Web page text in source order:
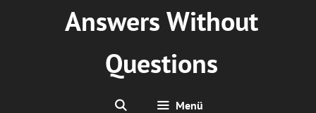
Answers Without
Questions
Menü